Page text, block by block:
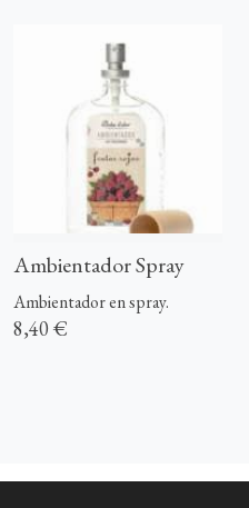
Ambientador Spray
Ambientador en spray.
8,40 €